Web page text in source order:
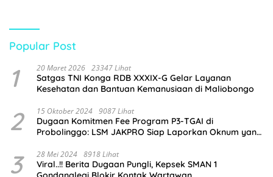
Popular Post
1 20 Maret 2026 23347 Lihat
Satgas TNI Konga RDB XXXIX-G Gelar Layanan
Kesehatan dan Bantuan Kemanusiaan di Maliobongo
2 15 Oktober 2024 9087 Lihat
Dugaan Komitmen Fee Program P3-TGAI di
Probolinggo: LSM JAKPRO Siap Laporkan Oknum yang
3 28 Mei 2024 8918 Lihat
Viral..!! Berita Dugaan Pungli, Kepsek SMAN 1